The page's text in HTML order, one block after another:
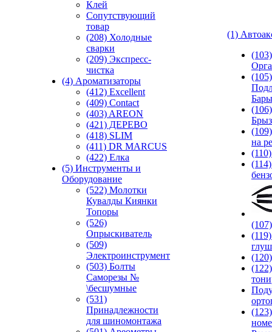
Клей
Сопутствующий
товар
(208) Холодные
сварки
(209) Экспреcс-
чистка
(4) Ароматизаторы
(412) Excellent
(409) Contact
(403) AREON
(421) ДЕРЕВО
(418) SLIM
(411) DR MARCUS
(422) Елка
(5) Инструменты и
Оборудование
(522) Молотки
Кувалды Киянки
Топоры
(526)
Опрыскиватель
(509)
Электроинструмент
(503) Болты
Саморезы №
\бесшумные
(531)
Принадлежности
для шиномонтажа
(1)
(105)
Бары
(106)
на